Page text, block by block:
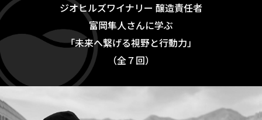
ジオヒルズワイナリー 醸造責任者
富岡隼人さんに学ぶ
「未来へ繋げる視野と行動力」
（全７回）